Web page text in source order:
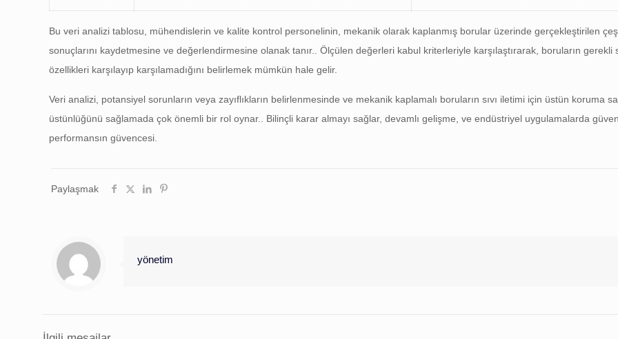
Bu veri analizi tablosu, mühendislerin ve kalite kontrol personelinin, mekanik olarak kaplanmış borular üzerinde gerçekleştirilen
sonuçlarını kaydetmesine ve değerlendirmesine olanak tanır.. Ölçülen değerleri kabul kriterleriyle karşılaştırarak, boruların gerekli
özellikleri karşılayıp karşılamadığını belirlemek mümkün hale gelir.
Veri analizi, potansiyel sorunların veya zayıflıkların belirlenmesinde ve mekanik kaplamalı boruların sıvı iletimi için üstün koruma
üstünlüğünü sağlamada çok önemli bir rol oynar.. Bilinçli karar almayı sağlar, devamlı gelişme, ve endüstriyel uygulamalarda
performansın güvencesi.
Paylaşmak
yönetim